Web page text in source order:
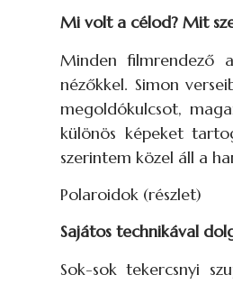
Mi volt a célod? Mit
Minden filmrendező
nézőkkel. Simon
megoldókulcsot,
különös képeket
szerintem közel áll a
Polaroidok (részlet)
Sajátos technikával
Sok-sok tekercsnyi